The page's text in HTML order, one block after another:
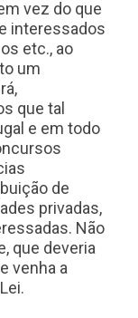
vez do que
interessados
etc., ao
um
que tal
e em todo
de
privadas,
Não
que deveria
venha a